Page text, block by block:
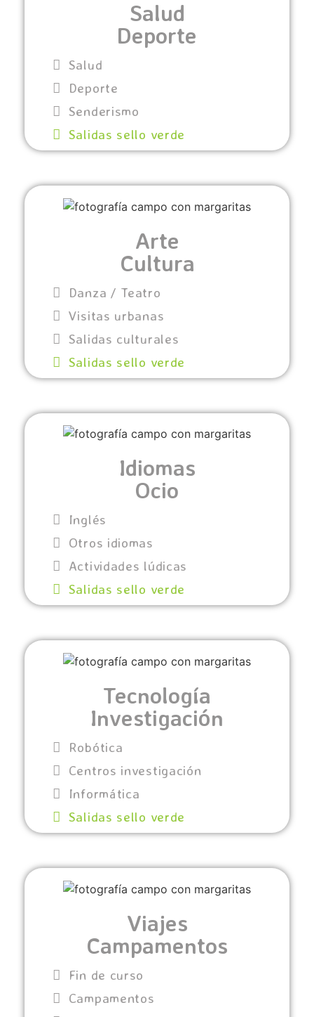
Salud
Deporte
Salud
Deporte
Senderismo
Salidas sello verde
Arte
Cultura
Danza / Teatro
Visitas urbanas
Salidas culturales
Salidas sello verde
Idiomas
Ocio
Inglés
Otros idiomas
Actividades lúdicas
Salidas sello verde
Tecnología
Investigación
Robótica
Centros investigación
Informática
Salidas sello verde
Viajes
Campamentos
Fin de curso
Campamentos